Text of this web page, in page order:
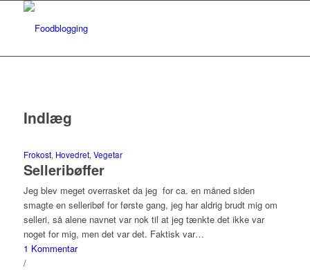
Indlæg
Frokost, Hovedret, Vegetar
Selleribøffer
Jeg blev meget overrasket da jeg for ca. en måned siden
smagte en selleribøf for første gang, jeg har aldrig brudt mig om
selleri, så alene navnet var nok til at jeg tænkte det ikke var
noget for mig, men det var det. Faktisk var…
1 Kommentar
/